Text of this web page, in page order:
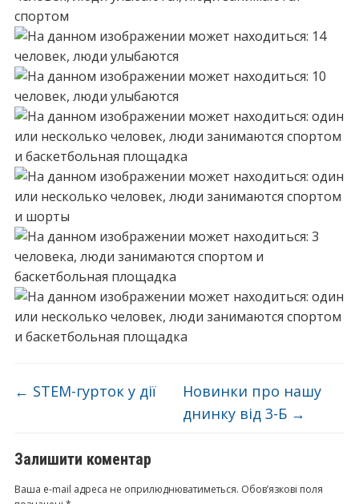
← STEM-гурток у дії
Новинки про нашу
днинку від 3-Б →
Залишити коментар
Ваша e-mail адреса не оприлюднюватиметься. Обов’язкові поля